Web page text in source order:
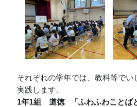
それぞれの学年では、教科等でい
実践します。
1年1組 道徳 「ふわふわことば